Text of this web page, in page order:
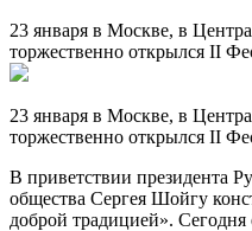
23 января в Москве, в
торжественно открылся II
23 января в Москве, в
торжественно открылся II
В приветствии президента
общества Сергея Шойгу
доброй традицией».